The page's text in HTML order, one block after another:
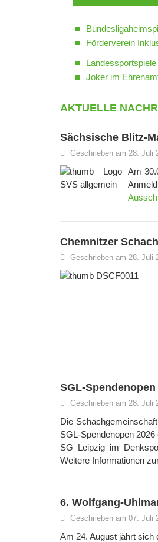
Förderverein
Landessportspiele
Joker im
AKTUELLE
Sächsische Blitz-
Geschrieben am 28. Juli
Am
Chemnitzer
Geschrieben am 28. Juli
SGL-
Geschrieben am 28. Juli
Die
SGL-Spendenopen
SG Leipzig im
Weitere Informationen
6. Wolfgang-
Geschrieben am 07. Juli
Am 24. August jährt sich